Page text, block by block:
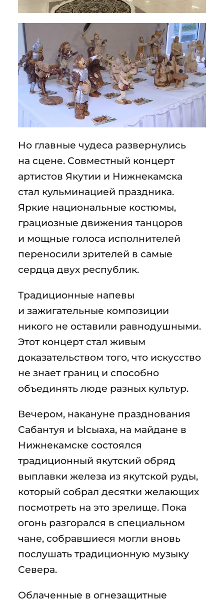
Но главные чудеса развернулись
на сцене. Совместный концерт
артистов Якутии и Нижнекамска
стал кульминацией праздника.
Яркие национальные костюмы,
грациозные движения танцоров
и мощные голоса исполнителей
переносили зрителей в самые
сердца двух республик.
Традиционные напевы
и зажигательные композиции
никого не оставили равнодушными.
Этот концерт стал живым
доказательством того, что искусство
не знает границ и способно
объединять люде разных культур.
Вечером, накануне празднования
Сабантуя и Ысыаха, на майдане в
Нижнекамске состоялся
традиционный якутский обряд
выплавки железа из якутской руды,
который собрал десятки желающих
посмотреть на это зрелище. Пока
огонь разгорался в специальном
чане, собравшиеся могли вновь
послушать традиционную музыку
Севера.
Облаченные в огнезащитные